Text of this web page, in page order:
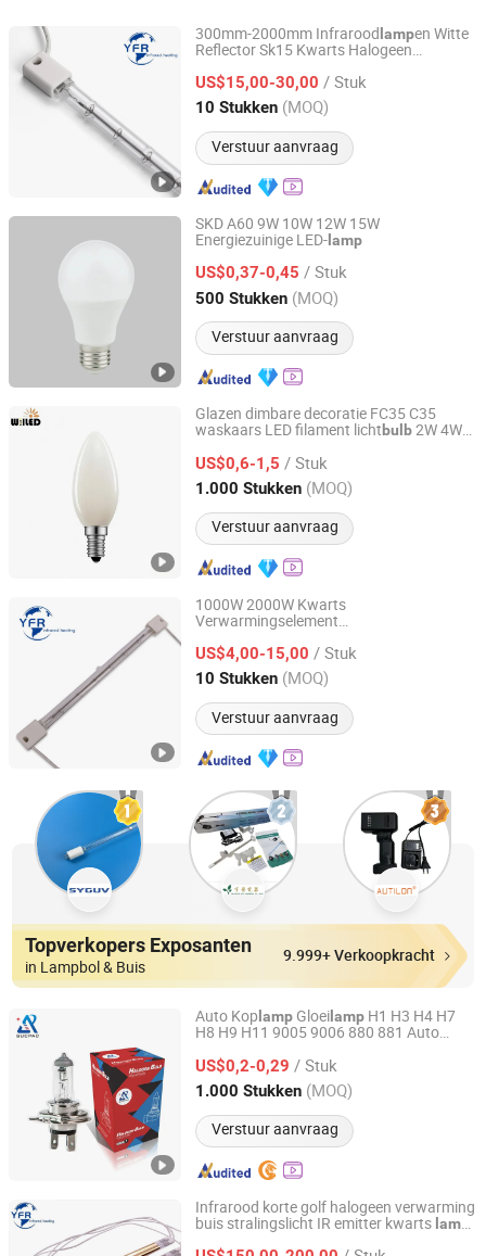
300mm-2000mm Infrarood lampen Witte
Reflector Sk15 Kwarts Halogeen
IR EmittorLampKorte Golf Infrarood
Verwarmingslampvoor Verwarming
US$15,00-30,00 / Stuk
10 Stukken (MOQ)
Verstuur aanvraag
Huaian Yinfrared Heating Tech Co., Ltd.
Jiangsu, China Sinds 2022
SKD A60 9W 10W 12W 15W
Energiezuinige LED- lamp
US$0,37-0,45 / Stuk
500 Stukken (MOQ)
Verstuur aanvraag
Ningbo ALVA Electric Appliance Co., Ltd.
Zhejiang, China Sinds 2020
Glazen dimbare decoratie FC35 C35
waskaars LED filament lichtbulb2W 4W
3000K 4000K voor thuis café restaurant
kroonluchter
US$0,6-1,5 / Stuk
1.000 Stukken (MOQ)
Verstuur aanvraag
Jiangsu, China Sinds 2016
1000W 2000W Kwarts
Verwarmingselement
LampIR Emittor Infrarood
Verwarming Aangepaste Ondersteuning
US$4,00-15,00 / Stuk
10 Stukken (MOQ)
Verstuur aanvraag
Huaian Yinfrared Heating Tech Co., Ltd.
Jiangsu, China Sinds 2022
Topverkopers Exposanten
in Lampbol & Buis
9.999+ Verkoopkracht
Auto Kop lamp Gloei lamp H1 H3 H4 H7
H8 H9 H11 9005 9006 880 881 Auto
US$0,2-0,29 / Stuk
1.000 Stukken (MOQ)
Verstuur aanvraag
Superpack (Guangzhou) Intelligent Machine Co., Ltd.
Guangdong, China Sinds 2021
Infrarood korte golf halogeen verwarming
buis stralingslicht IR emitter kwarts lamp
Huaian Yinfrared Heating Tech Co., Ltd.